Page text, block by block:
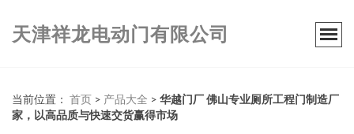
天津祥龙电动门有限公司
当前位置： 首页 > 产品大全 > 华越门厂 佛山专业厕所工程门制造厂
家，以高品质与快速交货赢得市场